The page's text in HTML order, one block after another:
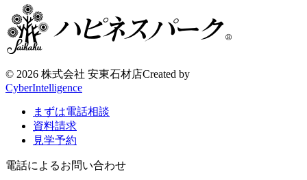
© 2026 株式会社 安東石材店Created by
CyberIntelligence
まずは電話相談
資料請求
見学予約
電話によるお問い合わせ